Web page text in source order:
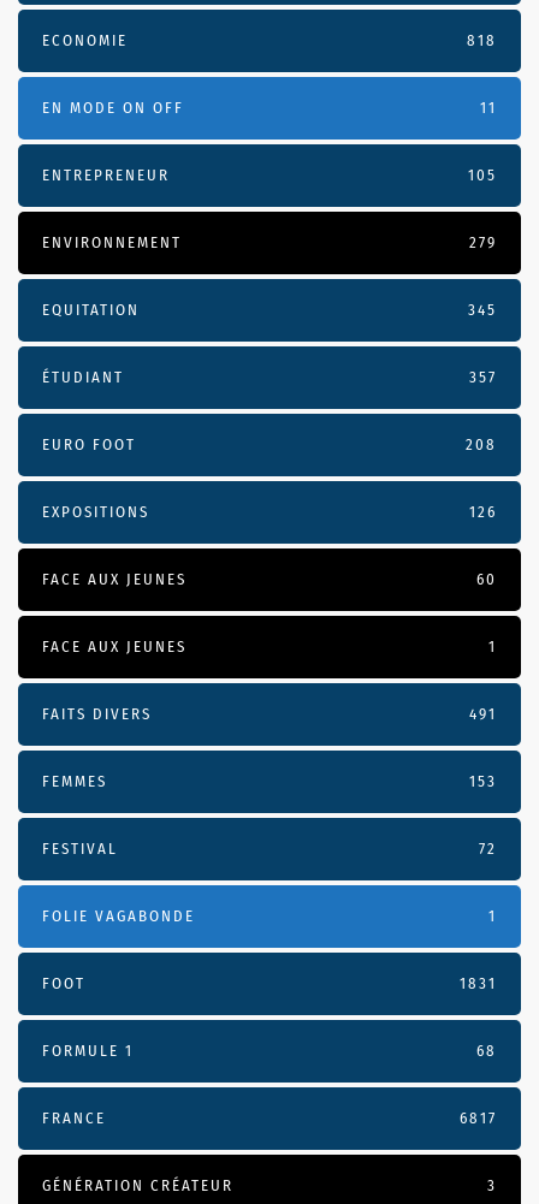
ECONOMIE 818
EN MODE ON OFF 11
ENTREPRENEUR 105
ENVIRONNEMENT 279
EQUITATION 345
ÉTUDIANT 357
EURO FOOT 208
EXPOSITIONS 126
FACE AUX JEUNES 60
FACE AUX JEUNES 1
FAITS DIVERS 491
FEMMES 153
FESTIVAL 72
FOLIE VAGABONDE 1
FOOT 1831
FORMULE 1 68
FRANCE 6817
GÉNÉRATION CRÉATEUR 3